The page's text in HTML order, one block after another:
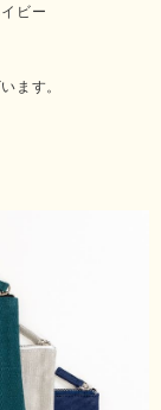
ビー
ます。